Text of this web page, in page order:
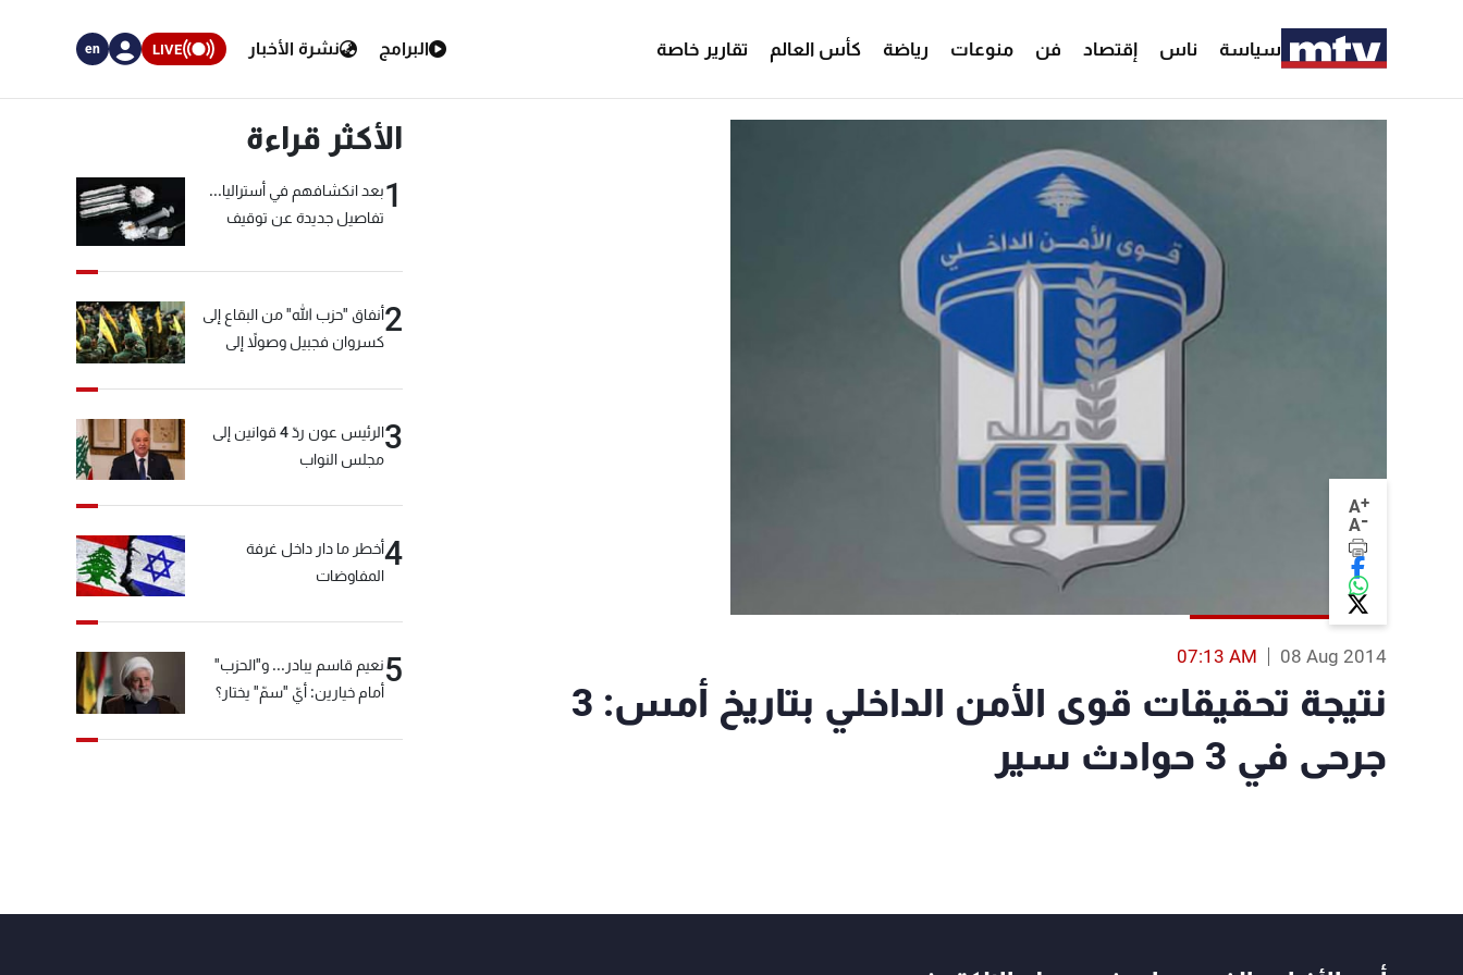
سياسة ناس إقتصاد فن منوعات رياضة كأس العالم تقارير خاصة البرامج نشرة الأخبار LIVE
en
A+
A-
08 Aug 2014
07:13 AM
نتيجة تحقيقات قوى الأمن الداخلي بتاريخ أمس: 3
جرحى في 3 حوادث سير
الأكثر قراءة
1بعد انكشافهم في أستراليا...
تفاصيل جديدة عن توقيف
2أنفاق "حزب الله" من البقاع إلى
كسروان فجبيل وصولاً إلى
3
الرئيس عون ردّ 4 قوانين إلى
مجلس النواب
4أخطر ما دار داخل غرفة
المفاوضات
5نعيم قاسم يبادر... و"الحزب"
أمام خيارين: أيّ "سمّ" يختار؟